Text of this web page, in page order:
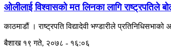
ओलीलाई विश्वासको मत लिनका लागि राष्ट्रपतिले
काठमाडौं । राष्ट्रपति विद्यादेवी भण्डारीले
बैशाख १९ गते, २०७८ - १६:०६